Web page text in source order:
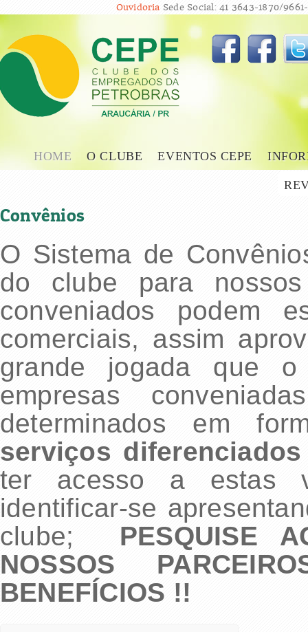
Ouvidoria Sede Social: 41 3643-1870/
HOME O CLUBE EVENTOS CEPE
Convênios
O Sistema de
do clube para
conveniados podem
comerciais, assim
grande jogada que
empresas
determinados em
serviços
ter acesso a estas
identificar-se
clube; PESQUISE
NOSSOS
BENEFÍCIOS !!